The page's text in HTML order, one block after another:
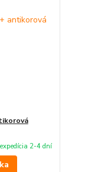
expedícia 2-4 dní